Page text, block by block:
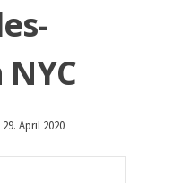
29. April 2020